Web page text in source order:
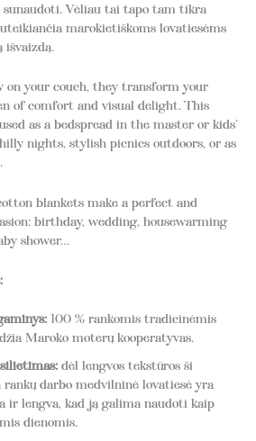
Vėliau tai tapo tam tikra
marokietiškoms lovatiesėms
išvaizdą.
on your couch, they transform your
of comfort and visual delight. This
as a bedspread in the master or kids’
nights, stylish picnics outdoors, or as
blankets make a perfect and
birthday, wedding, housewarming
shower…
100 % rankomis tradicinėmis
Maroko moterų kooperatyvas.
dėl lengvos tekstūros ši
darbo medvilninė lovatiesė yra
ir lengva, kad ją galima naudoti kaip
dienomis.